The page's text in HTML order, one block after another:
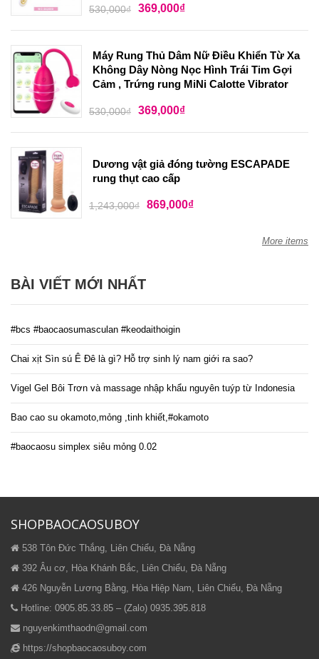
530,000₫ 369,000₫
Máy Rung Thủ Dâm Nữ Điều Khiển Từ Xa
Không Dây Nòng Nọc Hình Trái Tim Gợi
Cảm , Trứng rung MiNi Calotte Vibrator
530,000₫ 369,000₫
Dương vật giả đóng tường ESCAPADE
rung thụt cao cấp
1,243,000₫ 869,000₫
More items
BÀI VIẾT MỚI NHẤT
#bcs #baocaosumasculan #keodaithoigin
Chai xịt Sìn sú Ê Đê là gì? Hỗ trợ sinh lý nam giới ra sao?
Vigel Gel Bôi Trơn và massage nhập khẩu nguyên tuýp từ Indonesia
Bao cao su okamoto,mỏng ,tinh khiết,#okamoto
#baocaosu simplex siêu mỏng 0.02
SHOPBAOCAOSUBOY
538 Tôn Đức Thắng, Liên Chiểu, Đà Nẵng
392 Âu cơ, Hòa Khánh Bắc, Liên Chiểu, Đà Nẵng
426 Nguyễn Lương Bằng, Hòa Hiệp Nam, Liên Chiểu, Đà Nẵng
Hotline: 0905.85.33.85 – (Zalo) 0935.395.818
nguyenkimthaodn@gmail.com
https://shopbaocaosuboy.com